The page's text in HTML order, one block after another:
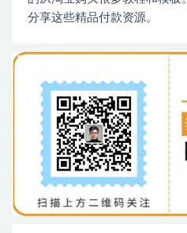
分享这些精品付款资源。